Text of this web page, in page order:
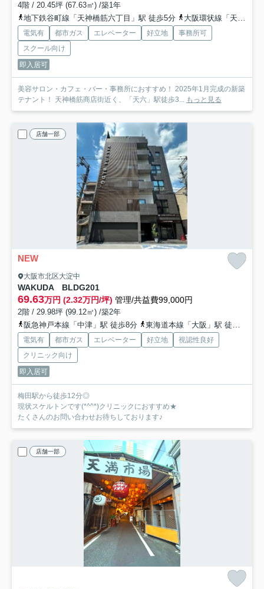
4階 / 20.45坪 (67.63㎡) /築1年
地下鉄谷町線「天神橋筋六丁目」駅 徒歩5分
大阪環状線「天満」駅 徒歩6分
電気有 都市ガス エレベーター 好立地
事務所可
スクール向け
即入居可
美容サロン・カフェ・バー・事務所におすすめ！ 2025年1月完成の新築
テナント！ 天神橋筋商店街近く、「天六」駅徒歩3... もっと見る
店舗一部
NEW
大阪市北区大淀中
WAKUDA BLDG201
69.63万円 (2.32万円/坪) 管理/共益費99,000円
2階 / 29.98坪 (99.12㎡) /築2年
阪急神戸本線「中津」駅 徒歩8分
東海道本線「大阪」駅 徒歩14分
電気有 都市ガス エレベーター 好立地
視認性良好
クリニック向け
即入居可
梅田駅から徒歩12分◎
現状スケルトンです(*^^*)クリニックにおすすめ★
たくさんのお問い合わせお待ちしております♪
店舗一部